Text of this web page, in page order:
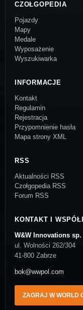
CZOŁGOPEDIA
Pojazdy
Mapy
Medale
Wyposażenie
Wyszukiwarka
INFORMACJE
Kontakt
Regulamin
Rejestracja
Przypomnienie hasła
Mapa strony XML
RSS
Aktualności RSS
Czołgopedia RSS
Forum RSS
KONTAKT I
W&W Innovations
ul. Wolności 262/304
41-800 Zabrze
bok@wwpol.com
ZAGRAJ W WORLD